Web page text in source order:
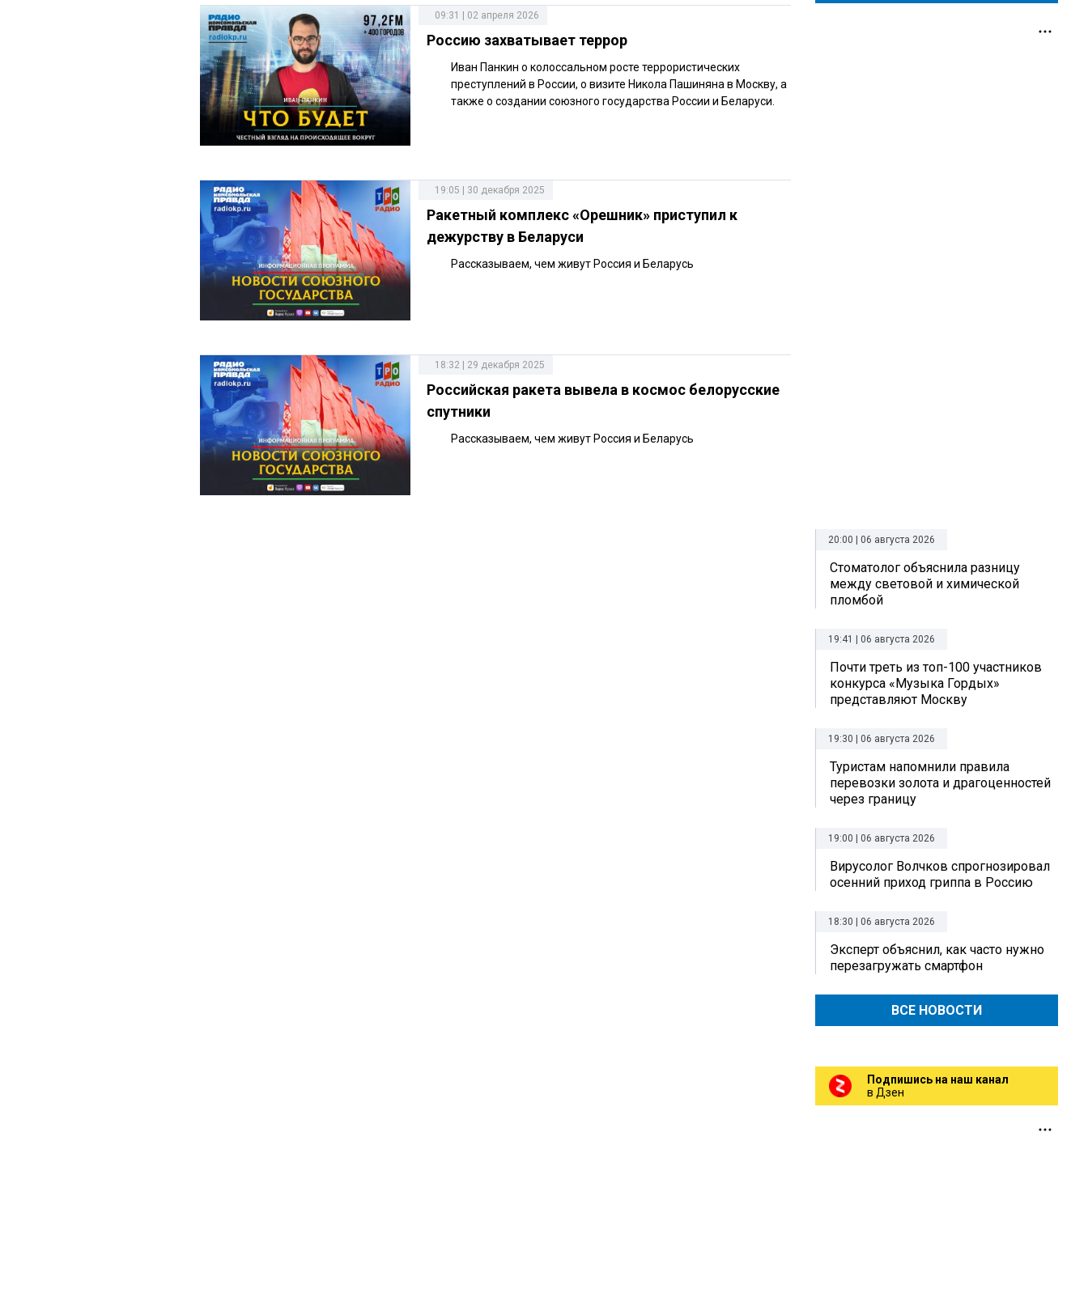
09:31 | 02 апреля 2026
Россию захватывает террор
Иван Панкин о колоссальном росте террористических
преступлений в России, о визите Никола Пашиняна в Москву, а
также о создании союзного государства России и Беларуси.
19:05 | 30 декабря 2025
Ракетный комплекс «Орешник» приступил к
дежурству в Беларуси
Рассказываем, чем живут Россия и Беларусь
18:32 | 29 декабря 2025
Российская ракета вывела в космос белорусские
спутники
Рассказываем, чем живут Россия и Беларусь
20:00 | 06 августа 2026
Стоматолог объяснила разницу
между световой и химической
пломбой
19:41 | 06 августа 2026
Почти треть из топ-100 участников
конкурса «Музыка Гордых»
представляют Москву
19:30 | 06 августа 2026
Туристам напомнили правила
перевозки золота и драгоценностей
через границу
19:00 | 06 августа 2026
Вирусолог Волчков спрогнозировал
осенний приход гриппа в Россию
18:30 | 06 августа 2026
Эксперт объяснил, как часто нужно
перезагружать смартфон
ВСЕ НОВОСТИ
Подпишись на наш канал
в Дзен